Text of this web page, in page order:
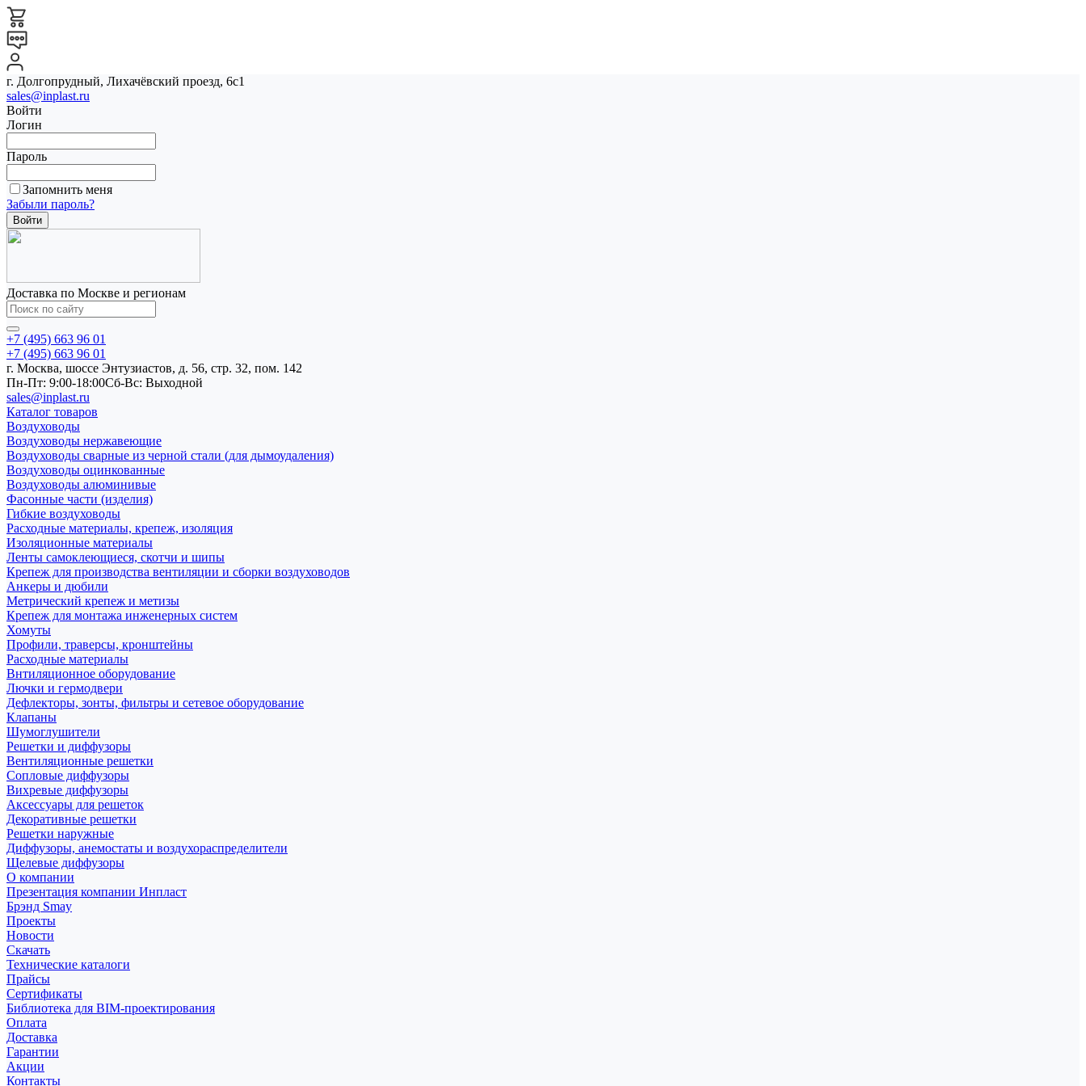
г. Долгопрудный, Лихачёвский проезд, 6с1
sales@inplast.ru
Войти
Логин
Пароль
Запомнить меня
Забыли пароль?
Доставка по Москве и регионам
+7 (495) 663 96 01
+7 (495) 663 96 01
г. Москва, шоссе Энтузиастов, д. 56, стр. 32, пом. 142
Пн-Пт: 9:00-18:00Cб-Вс: Выходной
sales@inplast.ru
Каталог товаров
Воздуховоды
Воздуховоды нержавеющие
Воздуховоды сварные из черной стали (для дымоудаления)
Воздуховоды оцинкованные
Воздуховоды алюминивые
Фасонные части (изделия)
Гибкие воздуховоды
Расходные материалы, крепеж, изоляция
Изоляционные материалы
Ленты самоклеющиеся, скотчи и шипы
Крепеж для производства вентиляции и сборки воздуховодов
Анкеры и дюбили
Метрический крепеж и метизы
Крепеж для монтажа инженерных систем
Хомуты
Профили, траверсы, кронштейны
Расходные материалы
Внтиляционное оборудование
Лючки и гермодвери
Дефлекторы, зонты, фильтры и сетевое оборудование
Клапаны
Шумоглушители
Решетки и диффузоры
Вентиляционные решетки
Сопловые диффузоры
Вихревые диффузоры
Аксессуары для решеток
Декоративные решетки
Решетки наружные
Диффузоры, анемостаты и воздухораспределители
Щелевые диффузоры
О компании
Презентация компании Инпласт
Брэнд Smay
Проекты
Новости
Скачать
Технические каталоги
Прайсы
Сертификаты
Библиотека для BIM-проектирования
Оплата
Доставка
Гарантии
Акции
Контакты